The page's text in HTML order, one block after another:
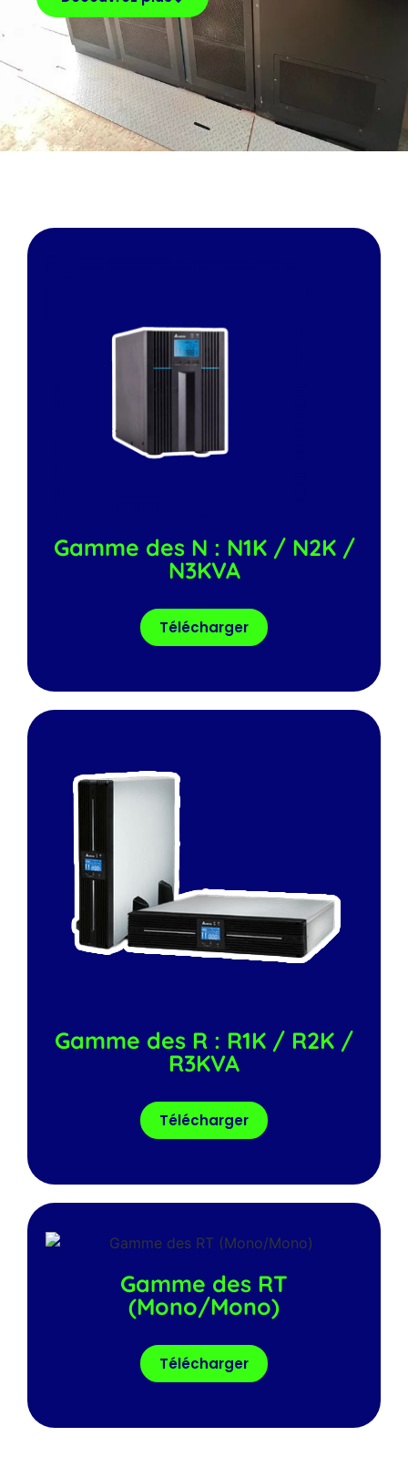
Gamme des N : N1K / N2K /
N3KVA
Télécharger
Gamme des R : R1K / R2K /
R3KVA
Télécharger
Gamme des RT
(Mono/Mono)
Télécharger